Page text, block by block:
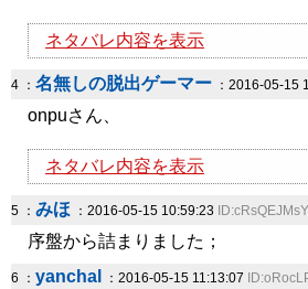
ネタバレ内容を表示
4 ： 名無しの脱出ゲーマー ：2016-05-15
onpuさん、
ネタバレ内容を表示
5 ： みほ ：2016-05-15 10:59:23
序盤から詰まりました；
6 ： yanchal ：2016-05-15 11:13:07